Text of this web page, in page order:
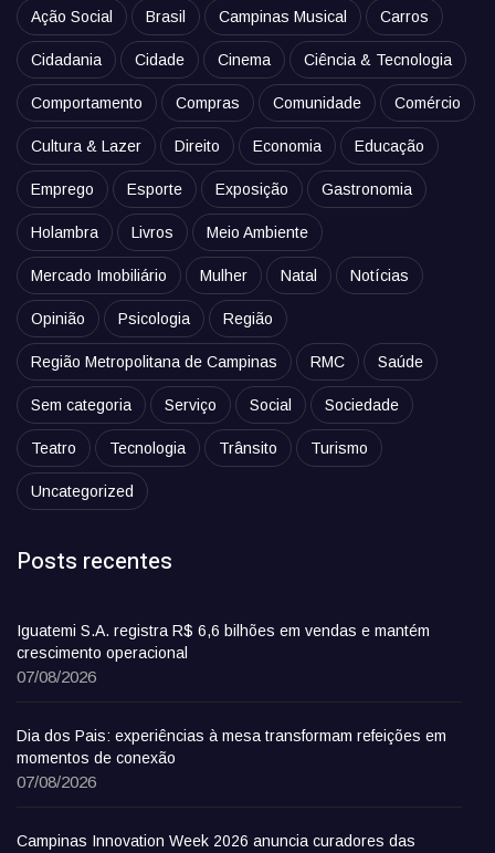
Ação Social Brasil Campinas Musical Carros
Cidadania Cidade Cinema Ciência & Tecnologia
Comportamento Compras Comunidade Comércio
Cultura & Lazer Direito Economia Educação
Emprego Esporte Exposição Gastronomia
Holambra Livros Meio Ambiente
Mercado Imobiliário Mulher Natal Notícias
Opinião Psicologia Região
Região Metropolitana de Campinas RMC Saúde
Sem categoria Serviço Social Sociedade
Teatro Tecnologia Trânsito Turismo
Uncategorized
Posts recentes
Iguatemi S.A. registra R$ 6,6 bilhões em vendas e mantém
crescimento operacional
07/08/2026
Dia dos Pais: experiências à mesa transformam refeições em
momentos de conexão
07/08/2026
Campinas Innovation Week 2026 anuncia curadores das